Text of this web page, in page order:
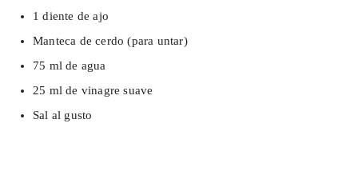
1 diente de ajo
Manteca de cerdo (para untar)
75 ml de agua
25 ml de vinagre suave
Sal al gusto